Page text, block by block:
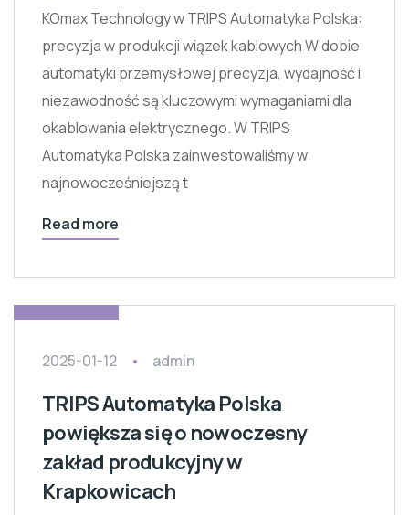
KOmax Technology w TRIPS Automatyka Polska:
precyzja w produkcji wiązek kablowych W dobie
automatyki przemysłowej precyzja, wydajność i
niezawodność są kluczowymi wymaganiami dla
okablowania elektrycznego. W TRIPS
Automatyka Polska zainwestowaliśmy w
najnowocześniejszą t
Read more
2025-01-12 admin
TRIPS Automatyka Polska
powiększa się o nowoczesny
zakład produkcyjny w
Krapkowicach